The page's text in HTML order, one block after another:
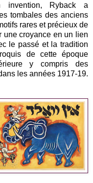
invention, Ryback a
tombales des anciens
rares et précieux de
une croyance en un lien
le passé et la tradition
de cette époque
y compris des
les années 1917-19.